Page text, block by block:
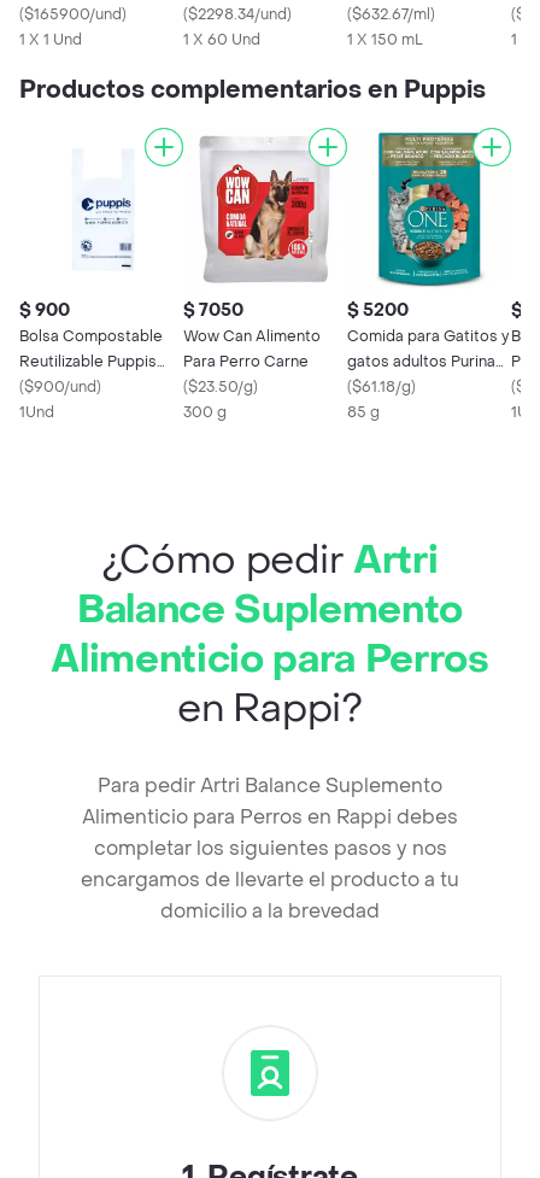
Perros y Gatos
($165900/und)
1 X 1 Und
para Perros y Gatos
($2298.34/und)
1 X 60 Und
($632.67/ml)
1 X 150 mL
(
1 X
Productos complementarios en Puppis
$ 900
Bolsa Compostable
Reutilizable Puppis
Para Punto De Pago
($900/und)
1Und
$ 7050
Wow Can Alimento
Para Perro Carne
($23.50/g)
300 g
$ 5200
Comida para Gatitos y
gatos adultos Purina
One sabor a Salmón,
atún y pescado blanco
($61.18/g)
85 g
$
(
¿Cómo pedirArtri
Balance Suplemento
Alimenticio para Perros
en Rappi?
Para pedir Artri Balance Suplemento
Alimenticio para Perros en Rappi debes
completar los siguientes pasos y nos
encargamos de llevarte el producto a tu
domicilio a la brevedad